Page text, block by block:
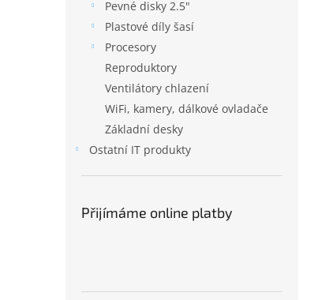
Pevné disky 2.5"
Plastové díly šasí
Procesory
Reproduktory
Ventilátory chlazení
WiFi, kamery, dálkové ovladače
Základní desky
Ostatní IT produkty
Přijímáme online platby